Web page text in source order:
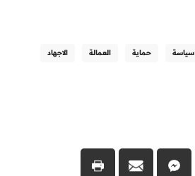
سياسة حماية العمالة الاجهاد